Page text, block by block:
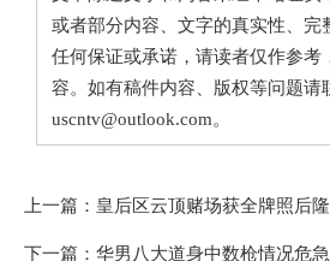
或者部分内容、文字的真实性、完
任何保证或承诺，请读者仅作参考
容。如有稿件内容、版权等问题请
uscntv@outlook.com。
上一篇： 皇后区云顶赌场获全牌照后
下一篇： 华男八大道身中数枪情况危